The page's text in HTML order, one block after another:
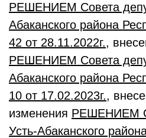
РЕШЕНИЕМ Совета
Абаканского района
42 от 28.11.2022г.,
РЕШЕНИЕМ Совета
Абаканского района
10 от 17.02.2023г.,
изменения РЕШЕНИЕМ
Усть-Абаканского